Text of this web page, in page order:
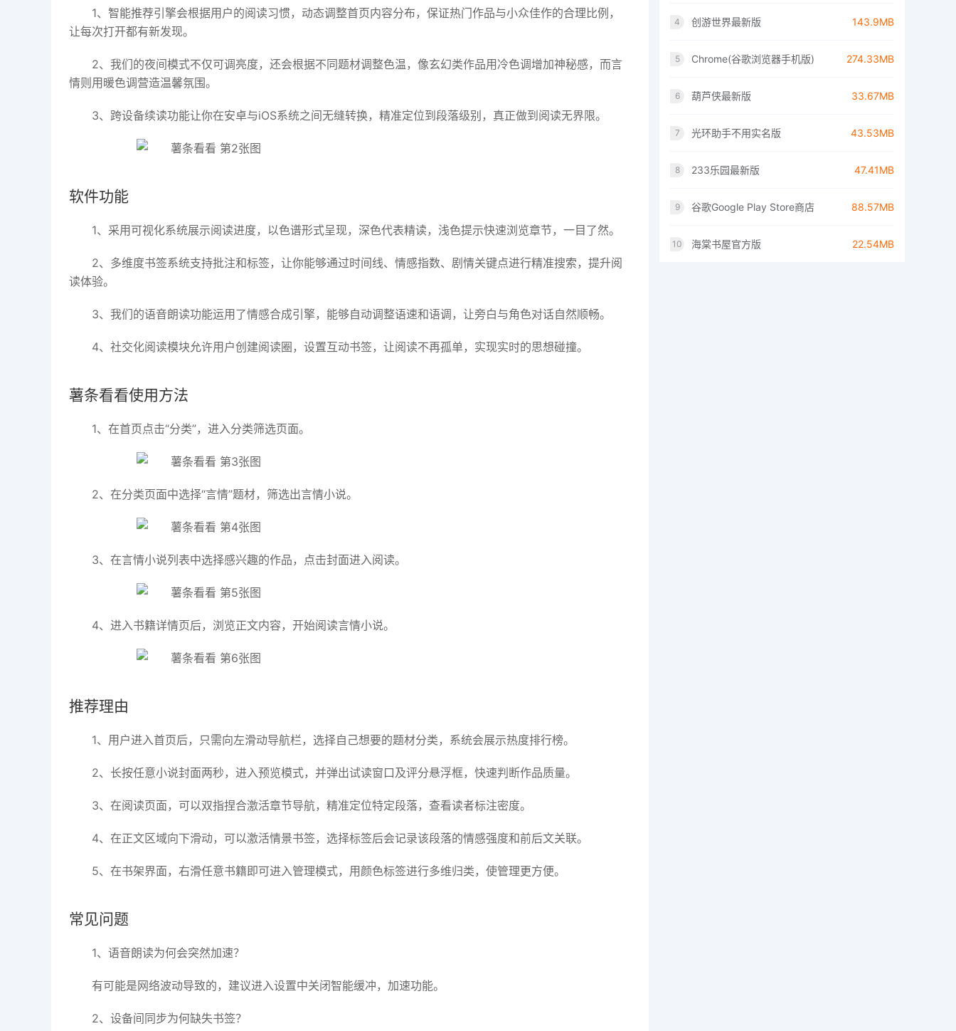
1、智能推荐引擎会根据用户的阅读习惯，动态调整首页内容分布，保证热门作品与小众佳作的合理比例，
让每次打开都有新发现。
2、我们的夜间模式不仅可调亮度，还会根据不同题材调整色温，像玄幻类作品用冷色调增加神秘感，而言
情则用暖色调营造温馨氛围。
3、跨设备续读功能让你在安卓与iOS系统之间无缝转换，精准定位到段落级别，真正做到阅读无界限。
软件功能
1、采用可视化系统展示阅读进度，以色谱形式呈现，深色代表精读，浅色提示快速浏览章节，一目了然。
2、多维度书签系统支持批注和标签，让你能够通过时间线、情感指数、剧情关键点进行精准搜索，提升阅
读体验。
3、我们的语音朗读功能运用了情感合成引擎，能够自动调整语速和语调，让旁白与角色对话自然顺畅。
4、社交化阅读模块允许用户创建阅读圈，设置互动书签，让阅读不再孤单，实现实时的思想碰撞。
薯条看看使用方法
1、在首页点击“分类”，进入分类筛选页面。
2、在分类页面中选择“言情”题材，筛选出言情小说。
3、在言情小说列表中选择感兴趣的作品，点击封面进入阅读。
4、进入书籍详情页后，浏览正文内容，开始阅读言情小说。
推荐理由
1、用户进入首页后，只需向左滑动导航栏，选择自己想要的题材分类，系统会展示热度排行榜。
2、长按任意小说封面两秒，进入预览模式，并弹出试读窗口及评分悬浮框，快速判断作品质量。
3、在阅读页面，可以双指捏合激活章节导航，精准定位特定段落，查看读者标注密度。
4、在正文区域向下滑动，可以激活情景书签，选择标签后会记录该段落的情感强度和前后文关联。
5、在书架界面，右滑任意书籍即可进入管理模式，用颜色标签进行多维归类，使管理更方便。
常见问题
1、语音朗读为何会突然加速？
有可能是网络波动导致的，建议进入设置中关闭智能缓冲，加速功能。
2、设备间同步为何缺失书签？
4 创游世界最新版 143.9MB
5 Chrome(谷歌浏览器手机版) 274.33MB
6 葫芦侠最新版 33.67MB
7 光环助手不用实名版 43.53MB
8 233乐园最新版 47.41MB
9 谷歌Google Play Store商店 88.57MB
10 海棠书屋官方版 22.54MB